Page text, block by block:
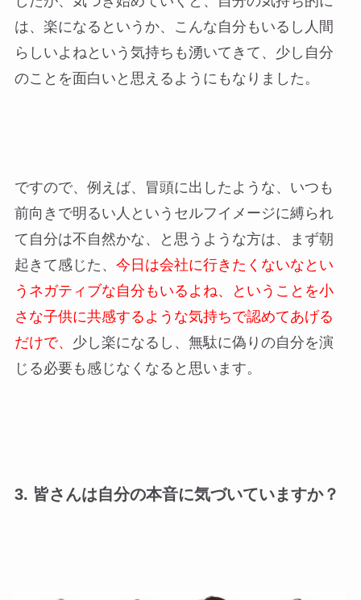
は、楽になるというか、こんな自分もいるし人間
らしいよねという気持ちも湧いてきて、少し自分
のことを面白いと思えるようにもなりました。
ですので、例えば、冒頭に出したような、いつも
前向きで明るい人というセルフイメージに縛られ
て自分は不自然かな、と思うような方は、まず朝
起きて感じた、 今日は会社に行きたくないなとい
うネガティブな自分もいるよね、ということを小
さな子供に共感するような気持ちで認めてあげる
だけで、 少し楽になるし、無駄に偽りの自分を演
じる必要も感じなくなると思います。
3. 皆さんは自分の本音に気づいていますか？